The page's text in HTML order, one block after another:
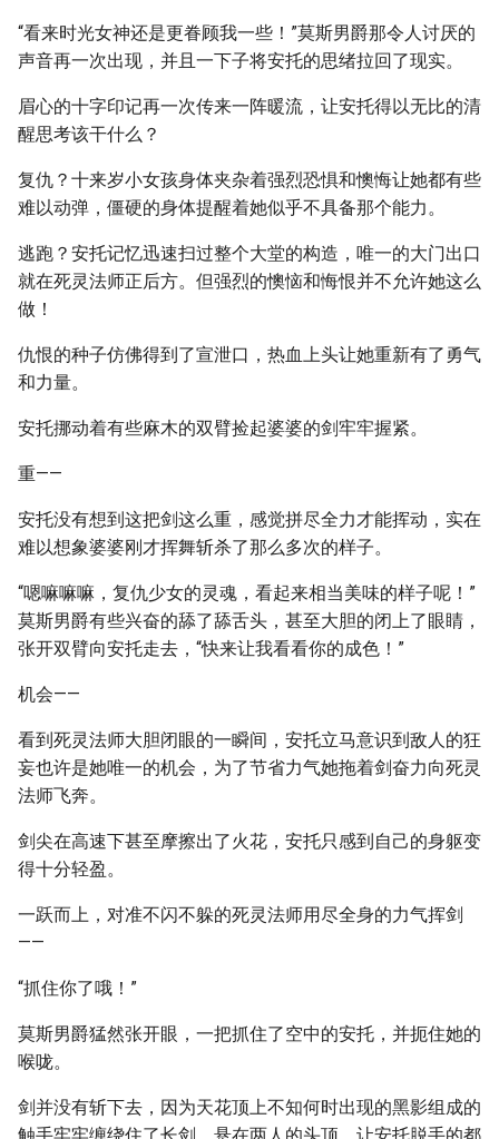
“看来时光女神还是更眷顾我一些！”莫斯男爵那令人讨厌的
声音再一次出现，并且一下子将安托的思绪拉回了现实。
眉心的十字印记再一次传来一阵暖流，让安托得以无比的清
醒思考该干什么？
复仇？十来岁小女孩身体夹杂着强烈恐惧和懊悔让她都有些
难以动弹，僵硬的身体提醒着她似乎不具备那个能力。
逃跑？安托记忆迅速扫过整个大堂的构造，唯一的大门出口
就在死灵法师正后方。但强烈的懊恼和悔恨并不允许她这么
做！
仇恨的种子仿佛得到了宣泄口，热血上头让她重新有了勇气
和力量。
安托挪动着有些麻木的双臂捡起婆婆的剑牢牢握紧。
重——
安托没有想到这把剑这么重，感觉拼尽全力才能挥动，实在
难以想象婆婆刚才挥舞斩杀了那么多次的样子。
“嗯嘛嘛嘛，复仇少女的灵魂，看起来相当美味的样子呢！”
莫斯男爵有些兴奋的舔了舔舌头，甚至大胆的闭上了眼睛，
张开双臂向安托走去，“快来让我看看你的成色！”
机会——
看到死灵法师大胆闭眼的一瞬间，安托立马意识到敌人的狂
妄也许是她唯一的机会，为了节省力气她拖着剑奋力向死灵
法师飞奔。
剑尖在高速下甚至摩擦出了火花，安托只感到自己的身躯变
得十分轻盈。
一跃而上，对准不闪不躲的死灵法师用尽全身的力气挥剑
——
“抓住你了哦！”
莫斯男爵猛然张开眼，一把抓住了空中的安托，并扼住她的
喉咙。
剑并没有斩下去，因为天花顶上不知何时出现的黑影组成的